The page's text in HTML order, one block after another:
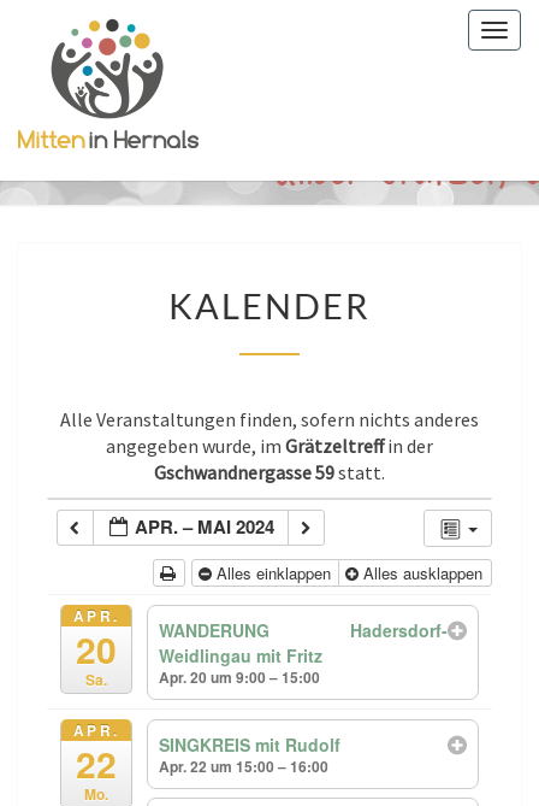
KALENDER
Alle Veranstaltungen finden, sofern nichts anderes
angegeben wurde, im Grätzeltreffin der
Gschwandnergasse 59statt.
APR. – MAI 2024
Alles einklappen Alles ausklappen
APR.
20
Sa.
WANDERUNG Hadersdorf-
Weidlingau mit Fritz
Apr. 20 um 9:00 – 15:00
APR.
22
Mo.
SINGKREIS mit Rudolf
Apr. 22 um 15:00 – 16:00